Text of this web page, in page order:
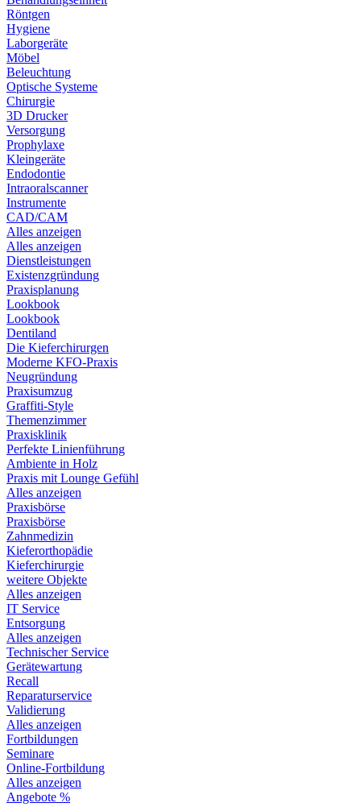
Röntgen
Hygiene
Laborgeräte
Möbel
Beleuchtung
Optische Systeme
Chirurgie
3D Drucker
Versorgung
Prophylaxe
Kleingeräte
Endodontie
Intraoralscanner
Instrumente
CAD/CAM
Alles anzeigen
Alles anzeigen
Dienstleistungen
Existenzgründung
Praxisplanung
Lookbook
Lookbook
Dentiland
Die Kieferchirurgen
Moderne KFO-Praxis
Neugründung
Praxisumzug
Graffiti-Style
Themenzimmer
Praxisklinik
Perfekte Linienführung
Ambiente in Holz
Praxis mit Lounge Gefühl
Alles anzeigen
Praxisbörse
Praxisbörse
Zahnmedizin
Kieferorthopädie
Kieferchirurgie
weitere Objekte
Alles anzeigen
IT Service
Entsorgung
Alles anzeigen
Technischer Service
Gerätewartung
Recall
Reparaturservice
Validierung
Alles anzeigen
Fortbildungen
Seminare
Online-Fortbildung
Alles anzeigen
Angebote %